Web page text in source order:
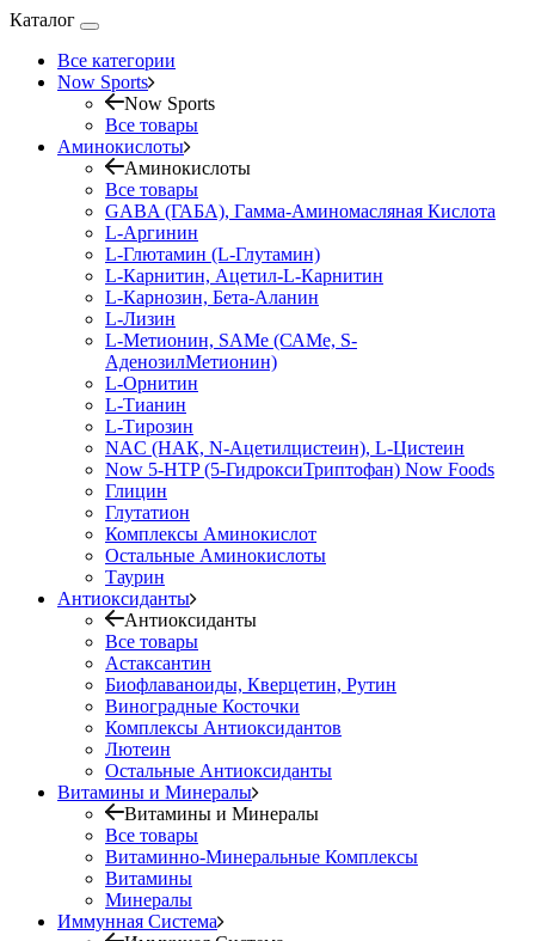
Каталог
Все категории
Now Sports
Now Sports
Все товары
Аминокислоты
Аминокислоты
Все товары
GABA (ГАБА), Гамма-Аминомасляная Кислота
L-Аргинин
L-Глютамин (L-Глутамин)
L-Карнитин, Ацетил-L-Карнитин
L-Карнозин, Бета-Аланин
L-Лизин
L-Метионин, SAMe (САМе, S-
АденозилМетионин)
L-Орнитин
L-Тианин
L-Тирозин
NAC (НАК, N-Ацетилцистеин), L-Цистеин
Now 5-HTP (5-ГидроксиТриптофан) Now Foods
Глицин
Глутатион
Комплексы Аминокислот
Остальные Аминокислоты
Таурин
Антиоксиданты
Антиоксиданты
Все товары
Астаксантин
Биофлаваноиды, Кверцетин, Рутин
Виноградные Косточки
Комплексы Антиоксидантов
Лютеин
Остальные Антиоксиданты
Витамины и Минералы
Витамины и Минералы
Все товары
Витаминно-Минеральные Комплексы
Витамины
Минералы
Иммунная Система